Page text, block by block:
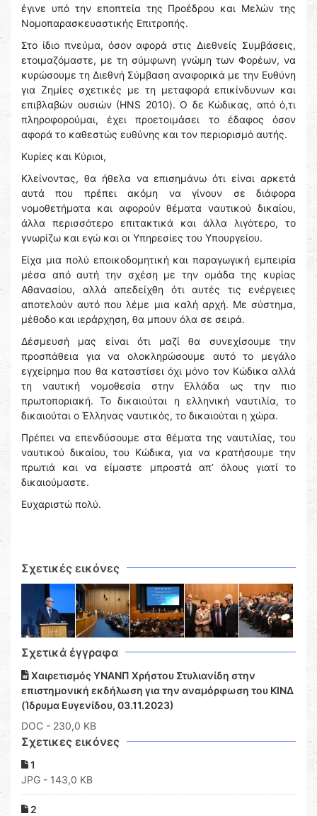
έγινε υπό την εποπτεία της Προέδρου και Μελών της
Νομοπαρασκευαστικής Επιτροπής.
Στο ίδιο πνεύμα, όσον αφορά στις Διεθνείς Συμβάσεις,
ετοιμαζόμαστε, με τη σύμφωνη γνώμη των Φορέων, να
κυρώσουμε τη Διεθνή Σύμβαση αναφορικά με την Ευθύνη
για Ζημίες σχετικές με τη μεταφορά επικίνδυνων και
επιβλαβών ουσιών (ΗΝS 2010). Ο δε Κώδικας, από ό,τι
πληροφορούμαι, έχει προετοιμάσει το έδαφος όσον
αφορά το καθεστώς ευθύνης και τον περιορισμό αυτής.
Κυρίες και Κύριοι,
Κλείνοντας, θα ήθελα να επισημάνω ότι είναι αρκετά
αυτά που πρέπει ακόμη να γίνουν σε διάφορα
νομοθετήματα και αφορούν θέματα ναυτικού δικαίου,
άλλα περισσότερο επιτακτικά και άλλα λιγότερο, το
γνωρίζω και εγώ και οι Υπηρεσίες του Υπουργείου.
Είχα μια πολύ εποικοδομητική και παραγωγική εμπειρία
μέσα από αυτή την σχέση με την ομάδα της κυρίας
Αθανασίου, αλλά απεδείχθη ότι αυτές τις ενέργειες
αποτελούν αυτό που λέμε μια καλή αρχή. Με σύστημα,
μέθοδο και ιεράρχηση, θα μπουν όλα σε σειρά.
Δέσμευσή μας είναι ότι μαζί θα συνεχίσουμε την
προσπάθεια για να ολοκληρώσουμε αυτό το μεγάλο
εγχείρημα που θα καταστίσει όχι μόνο τον Κώδικα αλλά
τη ναυτική νομοθεσία στην Ελλάδα ως την πιο
πρωτοποριακή. Το δικαιούται η ελληνική ναυτιλία, το
δικαιούται ο Έλληνας ναυτικός, το δικαιούται η χώρα.
Πρέπει να επενδύσουμε στα θέματα της ναυτιλίας, του
ναυτικού δικαίου, του Κώδικα, για να κρατήσουμε την
πρωτιά και να είμαστε μπροστά απ’ όλους γιατί το
δικαιούμαστε.
Ευχαριστώ πολύ.
Σχετικές εικόνες
Σχετικά έγγραφα
Χαιρετισμός ΥΝΑΝΠ Χρήστου Στυλιανίδη στην
επιστημονική εκδήλωση για την αναμόρφωση του ΚΙΝΔ
(Ίδρυμα Ευγενίδου, 03.11.2023)
DOC - 230,0 KB
Σχετικες εικόνες
1
JPG - 143,0 KB
2